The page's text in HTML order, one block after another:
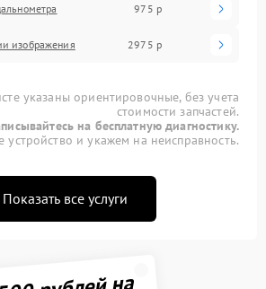
975 р
изображения 2975 р
указаны ориентировочные, без учета
стоимости запчастей.
на бесплатную диагностику.
и укажем на неисправность.
Показать все услуги